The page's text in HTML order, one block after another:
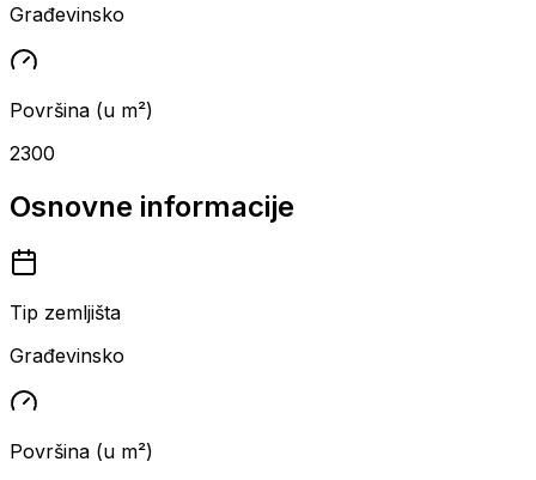
Građevinsko
Površina (u m²)
2300
Osnovne informacije
Tip zemljišta
Građevinsko
Površina (u m²)